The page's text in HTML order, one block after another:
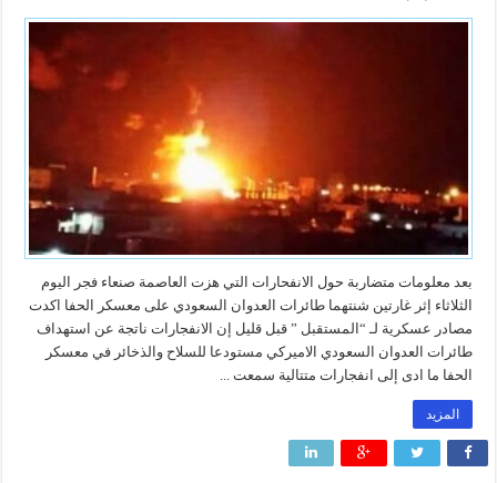
بعد معلومات متضاربة حول الانفحارات التي هزت العاصمة صنعاء فجر اليوم
الثلاثاء إثر غارتين شنتهما طائرات العدوان السعودي على معسكر الحفا اكدت
مصادر عسكرية لـ “المستقبل ” قبل قليل إن الانفجارات ناتجة عن استهداف
طائرات العدوان السعودي الاميركي مستودعا للسلاح والذخائر في معسكر
الحفا ما ادى إلى انفجارات متتالية سمعت ...
المزيد